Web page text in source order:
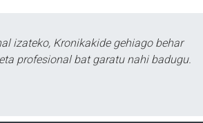
izateko, Kronikakide gehiago behar
profesional bat garatu nahi badugu.